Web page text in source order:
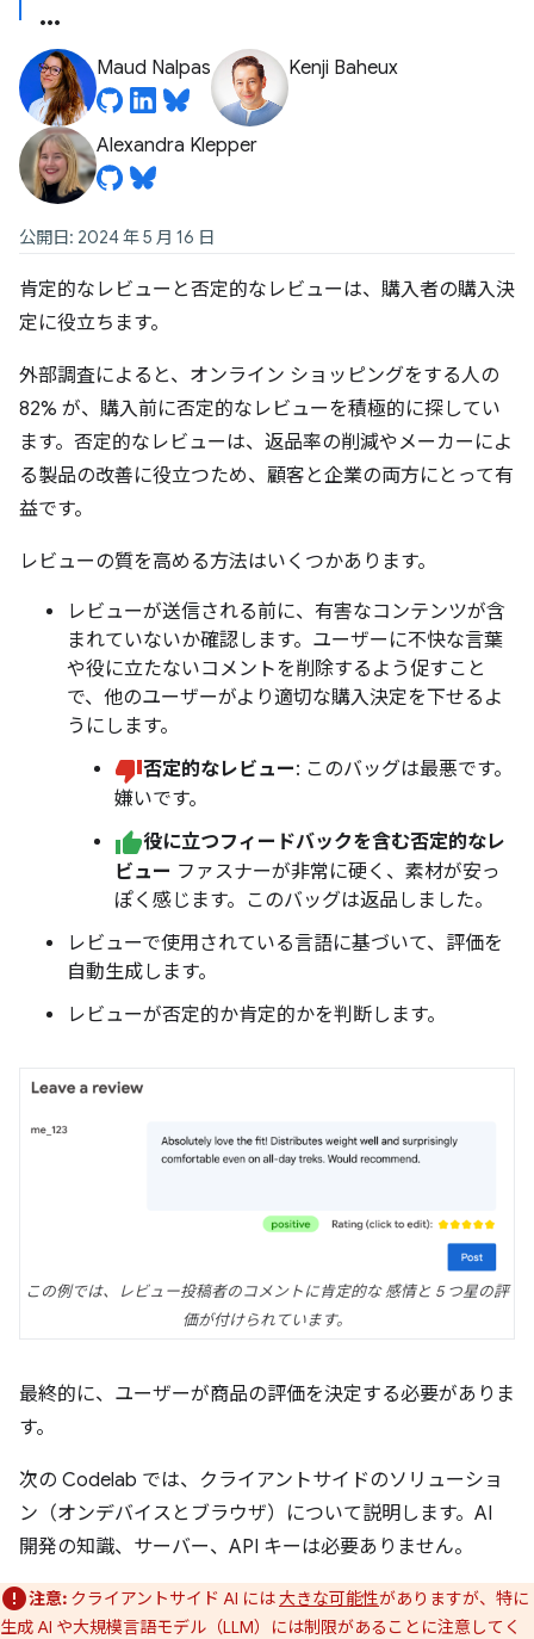
Maud Nalpas Kenji Baheux
Alexandra Klepper
公開日: 2024 年 5 月 16 日
肯定的なレビューと否定的なレビューは、購入者の購入決
定に役立ちます。
外部調査によると、オンライン ショッピングをする人の
82% が、購入前に否定的なレビューを積極的に探してい
ます。否定的なレビューは、返品率の削減やメーカーによ
る製品の改善に役立つため、顧客と企業の両方にとって有
益です。
レビューの質を高める方法はいくつかあります。
レビューが送信される前に、有害なコンテンツが含
まれていないか確認します。ユーザーに不快な言葉
や役に立たないコメントを削除するよう促すこと
で、他のユーザーがより適切な購入決定を下せるよ
うにします。
否定的なレビュー: このバッグは最悪です。
嫌いです。
役に立つフィードバックを含む否定的なレ
ビュー ファスナーが非常に硬く、素材が安っ
ぽく感じます。このバッグは返品しました。
レビューで使用されている言語に基づいて、評価を
自動生成します。
レビューが否定的か肯定的かを判断します。
この例では、レビュー投稿者のコメントに肯定的な 感情と 5 つ星の評
価が付けられています。
最終的に、ユーザーが商品の評価を決定する必要がありま
す。
次の Codelab では、クライアントサイドのソリューショ
ン（オンデバイスとブラウザ）について説明します。AI
開発の知識、サーバー、API キーは必要ありません。
注意: クライアントサイド AI には大きな可能性がありますが、特に
生成 AI や大規模言語モデル（LLM）には制限があることに注意してく